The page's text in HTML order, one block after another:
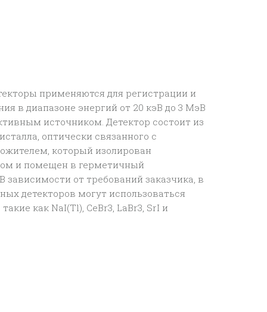
применяются для регистрации и
в диапазоне энергий от 20 кэВ до 3 МэВ
источником. Детектор состоит из
оптически связанного с
который изолирован
и помещен в герметичный
от требований заказчика, в
детекторов могут использоваться
как NaI(Tl), CeBr3, LaBr3, SrI и